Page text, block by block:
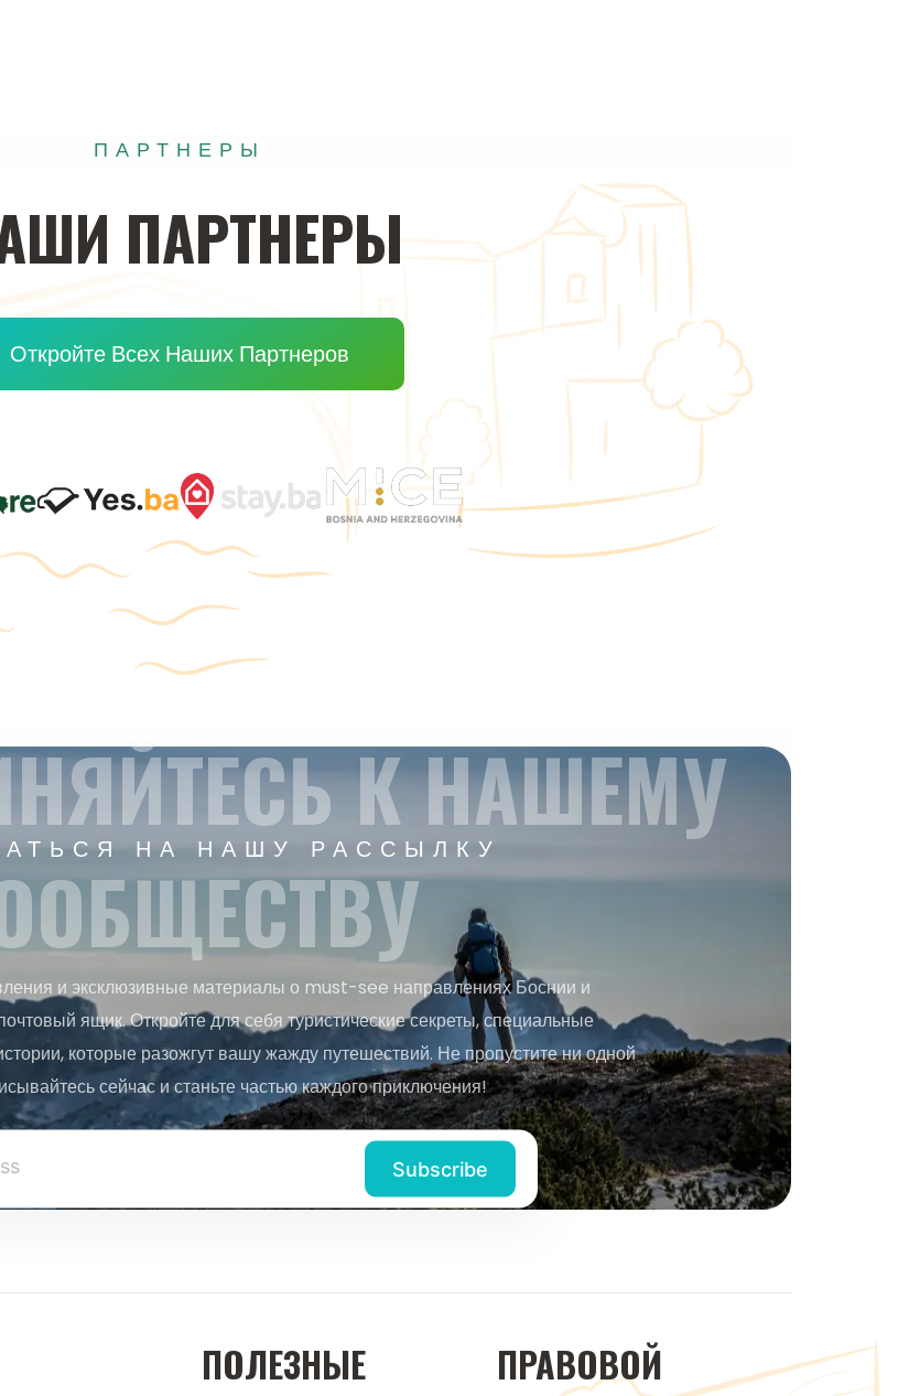
ПАРТНЕРЫ
ПАРТНЕРЫ
Откройте Всех Наших Партнеров
НА НАШУ РАССЫЛКУК НАШЕМУ
и эксклюзивные материалы о must-see направлениях Боснии и
ящик. Откройте для себя туристические секреты, специальные
которые разожгут вашу жажду путешествий. Не пропустите ни одной
сейчас и станьте частью каждого приключения!
ПОЛЕЗНЫЕ
ПРАВОВОЙ